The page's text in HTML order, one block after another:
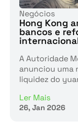
Negócios
Hong Kong
bancos e
A Autoridade
anunciou uma
liquidez do
Ler Mais
26, Jan 2026